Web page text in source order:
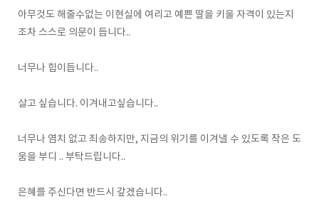
아무것도 해줄수없는 이현실에 여리고 예쁜 딸을 키울 자격이 있는지
조차 스스로 의문이 듭니다..
너무나 힘이듭니다..
살고 싶습니다. 이겨내고싶습니다..
너무나 염치 없고 죄송하지만, 지금의 위기를 이겨낼 수 있도록 작은 도
움을 부디 .. 부탁드립니다..
은혜를 주신다면 반드시 갚겠습니다..